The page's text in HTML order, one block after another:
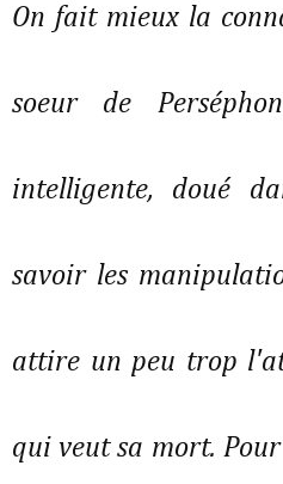
On fait mieux la
soeur de
intelligente, doué
savoir les
attire un peu trop
qui veut sa mort.